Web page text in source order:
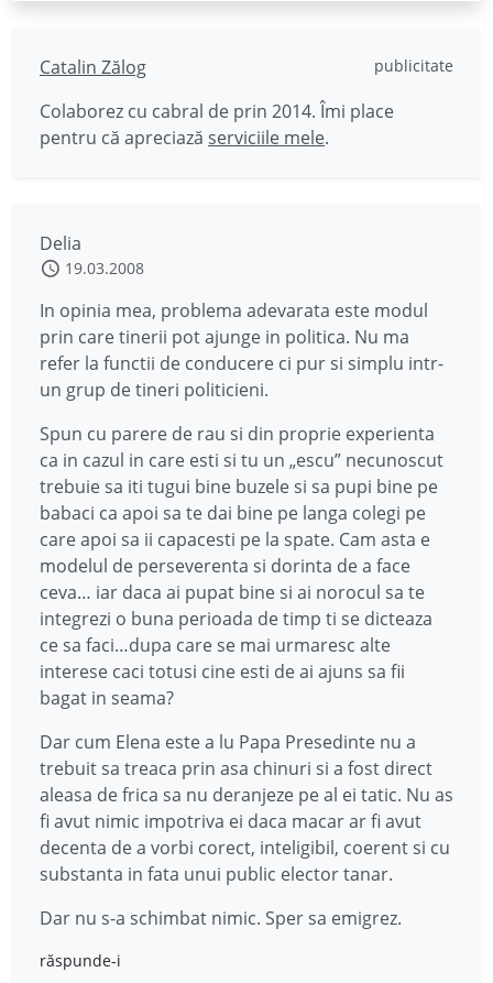
Catalin Zălog publicitate
Colaborez cu cabral de prin 2014. Îmi place
pentru că apreciază serviciile mele.
Delia
19.03.2008
In opinia mea, problema adevarata este modul
prin care tinerii pot ajunge in politica. Nu ma
refer la functii de conducere ci pur si simplu intr-
un grup de tineri politicieni.
Spun cu parere de rau si din proprie experienta
ca in cazul in care esti si tu un „escu” necunoscut
trebuie sa iti tugui bine buzele si sa pupi bine pe
babaci ca apoi sa te dai bine pe langa colegi pe
care apoi sa ii capacesti pe la spate. Cam asta e
modelul de perseverenta si dorinta de a face
ceva… iar daca ai pupat bine si ai norocul sa te
integrezi o buna perioada de timp ti se dicteaza
ce sa faci…dupa care se mai urmaresc alte
interese caci totusi cine esti de ai ajuns sa fii
bagat in seama?
Dar cum Elena este a lu Papa Presedinte nu a
trebuit sa treaca prin asa chinuri si a fost direct
aleasa de frica sa nu deranjeze pe al ei tatic. Nu as
fi avut nimic impotriva ei daca macar ar fi avut
decenta de a vorbi corect, inteligibil, coerent si cu
substanta in fata unui public elector tanar.
Dar nu s-a schimbat nimic. Sper sa emigrez.
răspunde-i